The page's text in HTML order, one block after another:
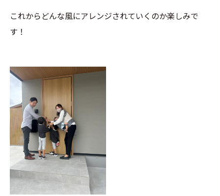
これからどんな風にアレンジされていくのか楽しみで
す！